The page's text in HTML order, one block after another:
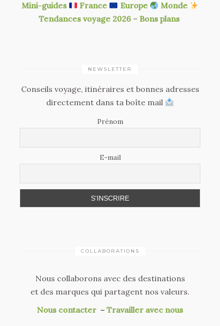
Mini-guides France Europe
Monde
Tendances voyage 2026– Bons plans
NEWSLETTER
Conseils voyage, itinéraires et bonnes adresses
directement dans ta boîte mail
Prénom
E-mail
COLLABORATIONS
Nous collaborons avec des destinations
et des marques qui partagent nos valeurs.
Nous contacter – Travailler avec nous